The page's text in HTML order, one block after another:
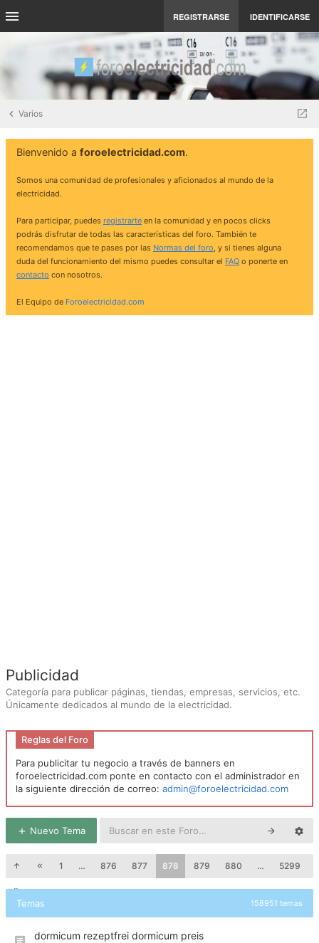
REGISTRARSE IDENTIFICARSE
Varios
Bienvenido a foroelectricidad.com.
Somos una comunidad de profesionales y aficionados al mundo de la
electricidad.
Para participar, puedes registrarte en la comunidad y en pocos clicks
podrás disfrutar de todas las características del foro. También te
recomendamos que te pases por las Normas del foro, y si tienes alguna
duda del funcionamiento del mismo puedes consultar el FAQ o ponerte en
contacto con nosotros.
El Equipo de Foroelectricidad.com
Publicidad
Categoría para publicar páginas, tiendas, empresas, servicios, etc.
Únicamente dedicados al mundo de la electricidad.
Reglas del Foro
Para publicitar tu negocio a través de banners en
foroelectricidad.com ponte en contacto con el administrador en
la siguiente dirección de correo: admin@foroelectricidad.com
Nuevo Tema
1 … 876 877 878 879 880 … 5299
Temas 158951 temas
dormicum rezeptfrei dormicum preis